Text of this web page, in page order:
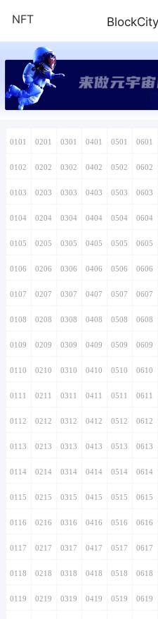
NFT
来做元宇
0101 0201 0301 0401 0501 0601
0102 0202 0302 0402 0502 0602
0103 0203 0303 0403 0503 0603
0104 0204 0304 0404 0504 0604
0105 0205 0305 0405 0505 0605
0106 0206 0306 0406 0506 0606
0107 0207 0307 0407 0507 0607
0108 0208 0308 0408 0508 0608
0109 0209 0309 0409 0509 0609
0110 0210 0310 0410 0510 0610
0111 0211 0311 0411 0511 0611
0112 0212 0312 0412 0512 0612
0113 0213 0313 0413 0513 0613
0114 0214 0314 0414 0514 0614
0115 0215 0315 0415 0515 0615
0116 0216 0316 0416 0516 0616
0117 0217 0317 0417 0517 0617
0118 0218 0318 0418 0518 0618
0119 0219 0319 0419 0519 0619